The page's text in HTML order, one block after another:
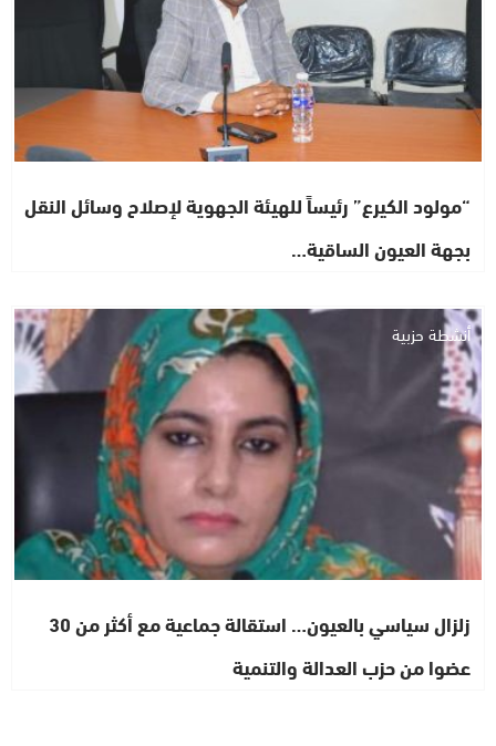
“مولود الكيرع” رئيساً للهيئة الجهوية لإصلاح وسائل النقل
بجهة العيون الساقية…
أنشطة حزبية
زلزال سياسي بالعيون… استقالة جماعية مع أكثر من 30
عضوا من حزب العدالة والتنمية